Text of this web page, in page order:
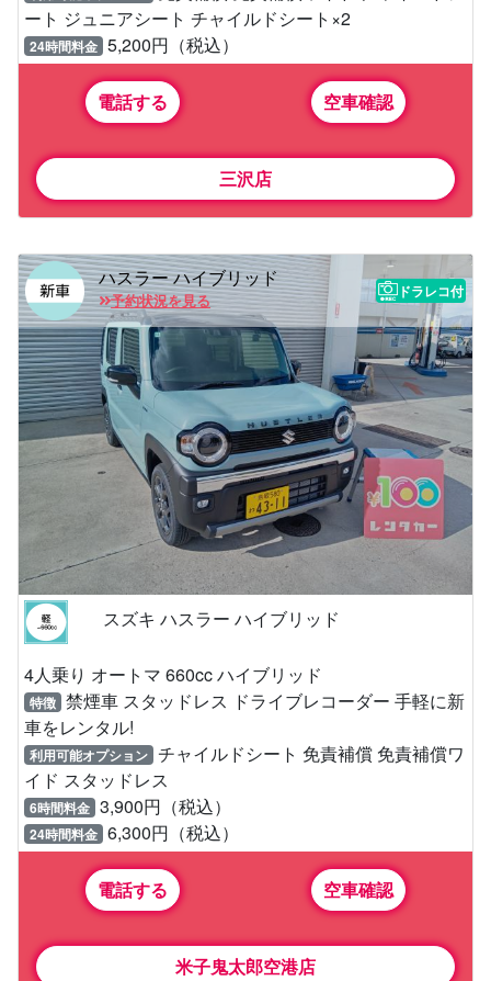
ート ジュニアシート チャイルドシート×2
24時間料金 5,200円（税込）
電話する 空車確認
三沢店
ハスラー ハイブリッド
予約状況を見る
ドラレコ付
スズキ ハスラー ハイブリッド
4人乗り オートマ 660cc ハイブリッド
特徴 禁煙車 スタッドレス ドライブレコーダー 手軽に新
車をレンタル!
利用可能オプション チャイルドシート 免責補償 免責補償ワ
イド スタッドレス
6時間料金 3,900円（税込）
24時間料金 6,300円（税込）
電話する 空車確認
米子鬼太郎空港店